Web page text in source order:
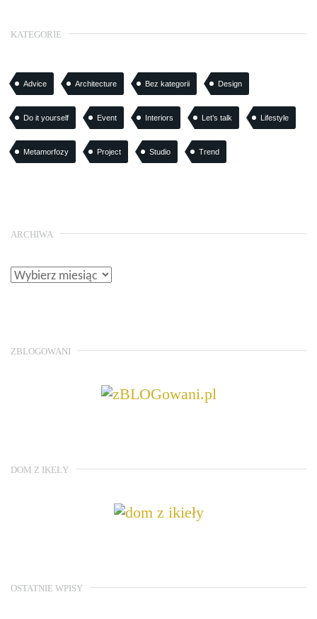
KATEGORIE
Advice Architecture Bez kategorii Design
Do it yourself Event Interiors Let’s talk Lifestyle
Metamorfozy Project Studio Trend
ARCHIWA
ZBLOGOWANI
DOM Z IKEŁY
OSTATNIE WPISY